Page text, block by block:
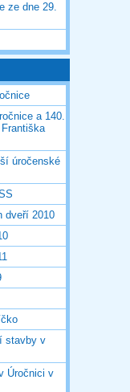
ze dne 29.
a 140.
úročenské
dveří 2010
stavby v
Úročnici v